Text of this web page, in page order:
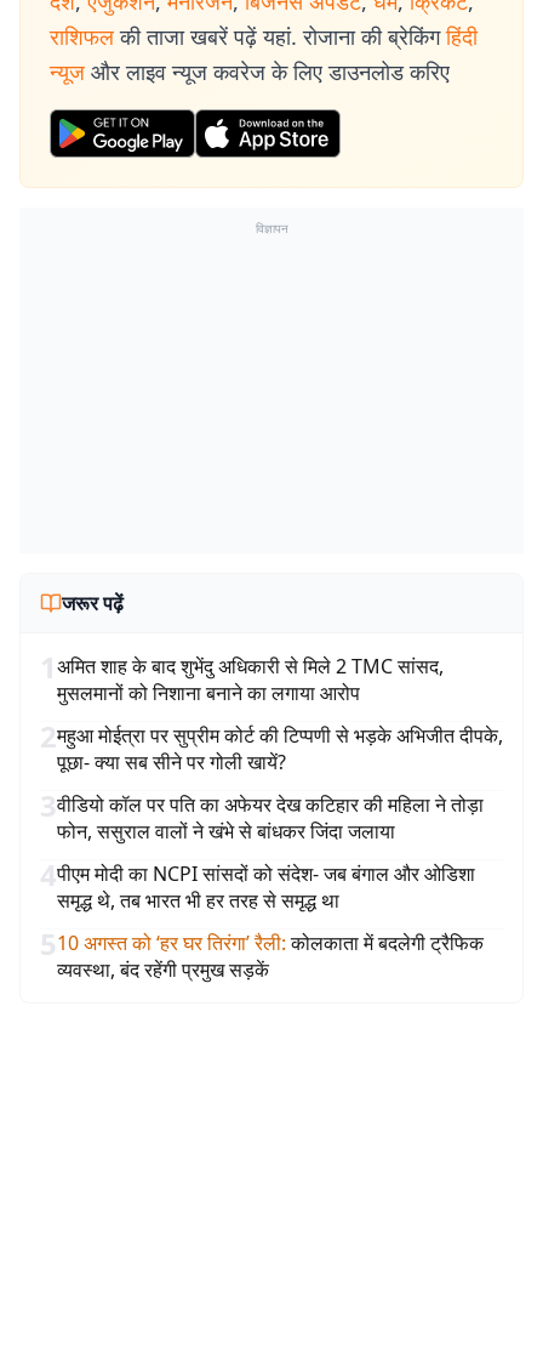
राशिफल की ताजा खबरें पढ़ें यहां. रोजाना की ब्रेकिंग हिंदी
न्यूज और लाइव न्यूज कवरेज के लिए डाउनलोड करिए
विज्ञापन
जरूर पढ़ें
1अमित शाह के बाद शुभेंदु अधिकारी से मिले 2 TMC सांसद,
मुसलमानों को निशाना बनाने का लगाया आरोप
2महुआ मोईत्रा पर सुप्रीम कोर्ट की टिप्पणी से भड़के अभिजीत दीपके,
पूछा- क्या सब सीने पर गोली खायें?
3वीडियो कॉल पर पति का अफेयर देख कटिहार की महिला ने तोड़ा
फोन, ससुराल वालों ने खंभे से बांधकर जिंदा जलाया
4पीएम मोदी का NCPI सांसदों को संदेश- जब बंगाल और ओडिशा
समृद्ध थे, तब भारत भी हर तरह से समृद्ध था
510 अगस्त को ‘हर घर तिरंगा’ रैली: कोलकाता में बदलेगी ट्रैफिक
व्यवस्था, बंद रहेंगी प्रमुख सड़कें